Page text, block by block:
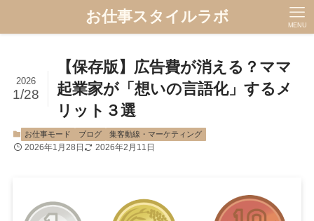
お仕事スタイルラボ MENU
【保存版】広告費が消える？ママ
起業家が「想いの言語化」するメ
リット３選
2026
1/28
お仕事モード ブログ 集客動線・マーケティング
2026年1月28日 2026年2月11日